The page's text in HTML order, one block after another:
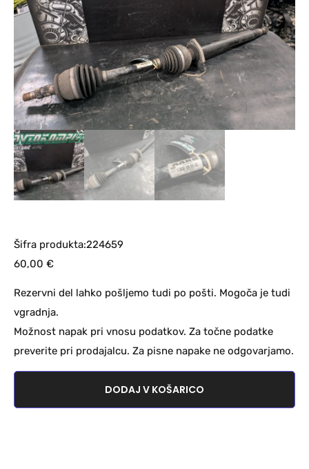
Šifra produkta:224659
60,00 €
Rezervni del lahko pošljemo tudi po pošti. Mogoča je tudi
vgradnja.
Možnost napak pri vnosu podatkov. Za točne podatke
preverite pri prodajalcu. Za pisne napake ne odgovarjamo.
DODAJ V KOŠARICO